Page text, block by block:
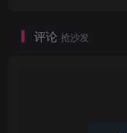
评论 抢沙发